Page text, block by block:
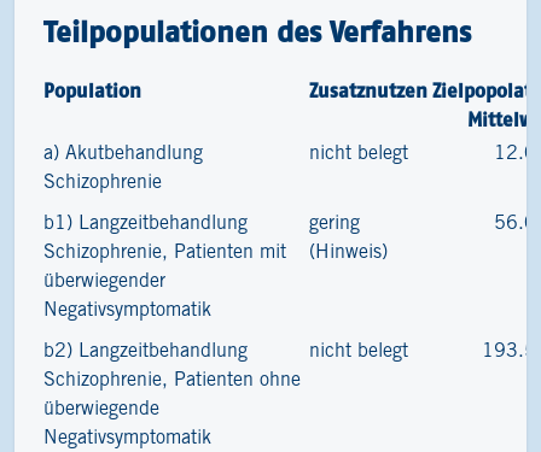
Teilpopulationen des Verfahrens
Population Zusatznutzen
a) Akutbehandlung
Schizophrenie
nicht belegt
b1) Langzeitbehandlung
Schizophrenie, Patienten mit
überwiegender
Negativsymptomatik
gering
(Hinweis)
b2) Langzeitbehandlung
Schizophrenie, Patienten ohne
überwiegende
Negativsymptomatik
nicht belegt